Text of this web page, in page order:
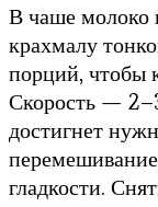
В чаше молоко
крахмалу
порций, чтобы
Скорость —
достигнет
гладкости.